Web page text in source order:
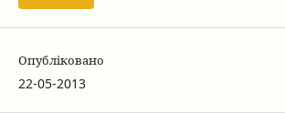
Опубліковано
22-05-2013